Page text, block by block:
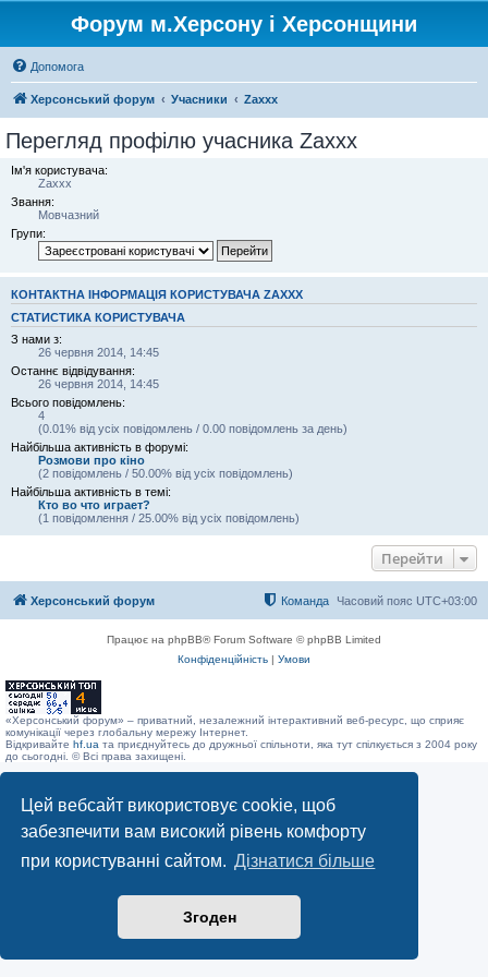
Цей вебсайт використовує cookie, щоб
забезпечити вам високий рівень комфорту
при користуванні сайтом. Дізнатися більше
Згоден
Форум м.Херсону і Херсонщини
Допомога
Херсонський форум Учасники Zaxxx
Перегляд профілю учасника Zaxxx
Ім'я користувача:
Zaxxx
Звання:
Мовчазний
Групи:
КОНТАКТНА ІНФОРМАЦІЯ КОРИСТУВАЧА ZAXXX
СТАТИСТИКА КОРИСТУВАЧА
З нами з:
26 червня 2014, 14:45
Останнє відвідування:
26 червня 2014, 14:45
Всього повідомлень:
4
(0.01% від усіх повідомлень / 0.00 повідомлень за день)
Найбільша активність в форумі:
Розмови про кіно
(2 повідомлень / 50.00% від усіх повідомлень)
Найбільша активність в темі:
Кто во что играет?
(1 повідомлення / 25.00% від усіх повідомлень)
Перейти
Херсонський форум Часовий пояс UTC+03:00
Команда
Працює на phpBB® Forum Software © phpBB Limited
Конфіденційність | Умови
«Херсонський форум» – приватний, незалежний інтерактивний веб-ресурс, що сприяє
комунікації через глобальну мережу Інтернет.
Відкривайте hf.ua та приєднуйтесь до дружньої спільноти, яка тут спілкується з 2004 року
до сьогодні. © Всі права захищені.